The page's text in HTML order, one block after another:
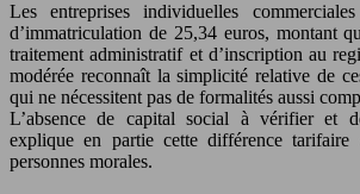
Les entreprises individuelles
d’immatriculation de 25,34 euros, montant
traitement administratif et d’inscription au
modérée reconnaît la simplicité relative de
qui ne nécessitent pas de formalités aussi
L’absence de capital social à vérifier et
explique en partie cette différence tarifaire
personnes morales.